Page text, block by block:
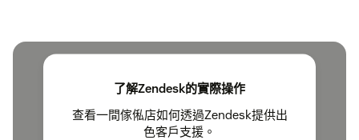
了解Zendesk的實際操作
查看一間傢俬店如何透過Zendesk提供出
色客戶支援。